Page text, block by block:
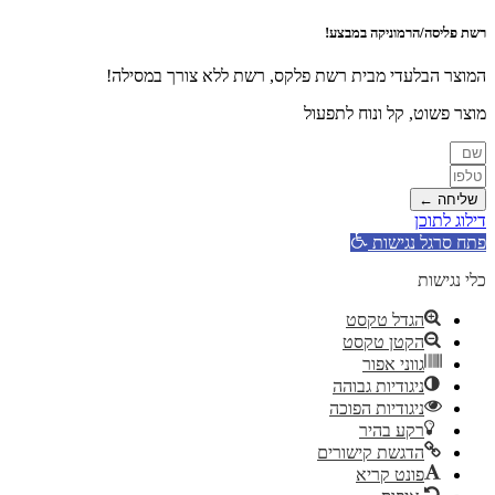
רשת פליסה/הרמוניקה במבצע!
המוצר הבלעדי מבית רשת פלקס, רשת ללא צורך במסילה!
מוצר פשוט, קל ונוח לתפעול
שליחה ←
דילוג לתוכן
פתח סרגל נגישות
כלי נגישות
הגדל טקסט
הקטן טקסט
גווני אפור
ניגודיות גבוהה
ניגודיות הפוכה
רקע בהיר
הדגשת קישורים
פונט קריא